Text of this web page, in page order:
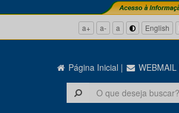
a+ a- a English
Página Inicial | WEBMAIL